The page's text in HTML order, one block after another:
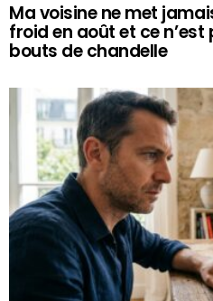
Ma voisine ne met
froid en août et ce
bouts de chandelle